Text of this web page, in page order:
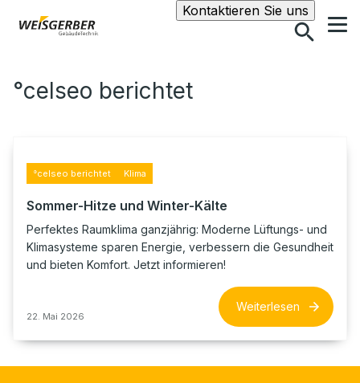
Kontaktieren Sie unsSuche
°celseo berichtet
°celseo berichtet Klima
Sommer-Hitze und Winter-Kälte
Perfektes Raumklima ganzjährig: Moderne Lüftungs- und
Klimasysteme sparen Energie, verbessern die Gesundheit
und bieten Komfort. Jetzt informieren!
22. Mai 2026
Weiterlesen